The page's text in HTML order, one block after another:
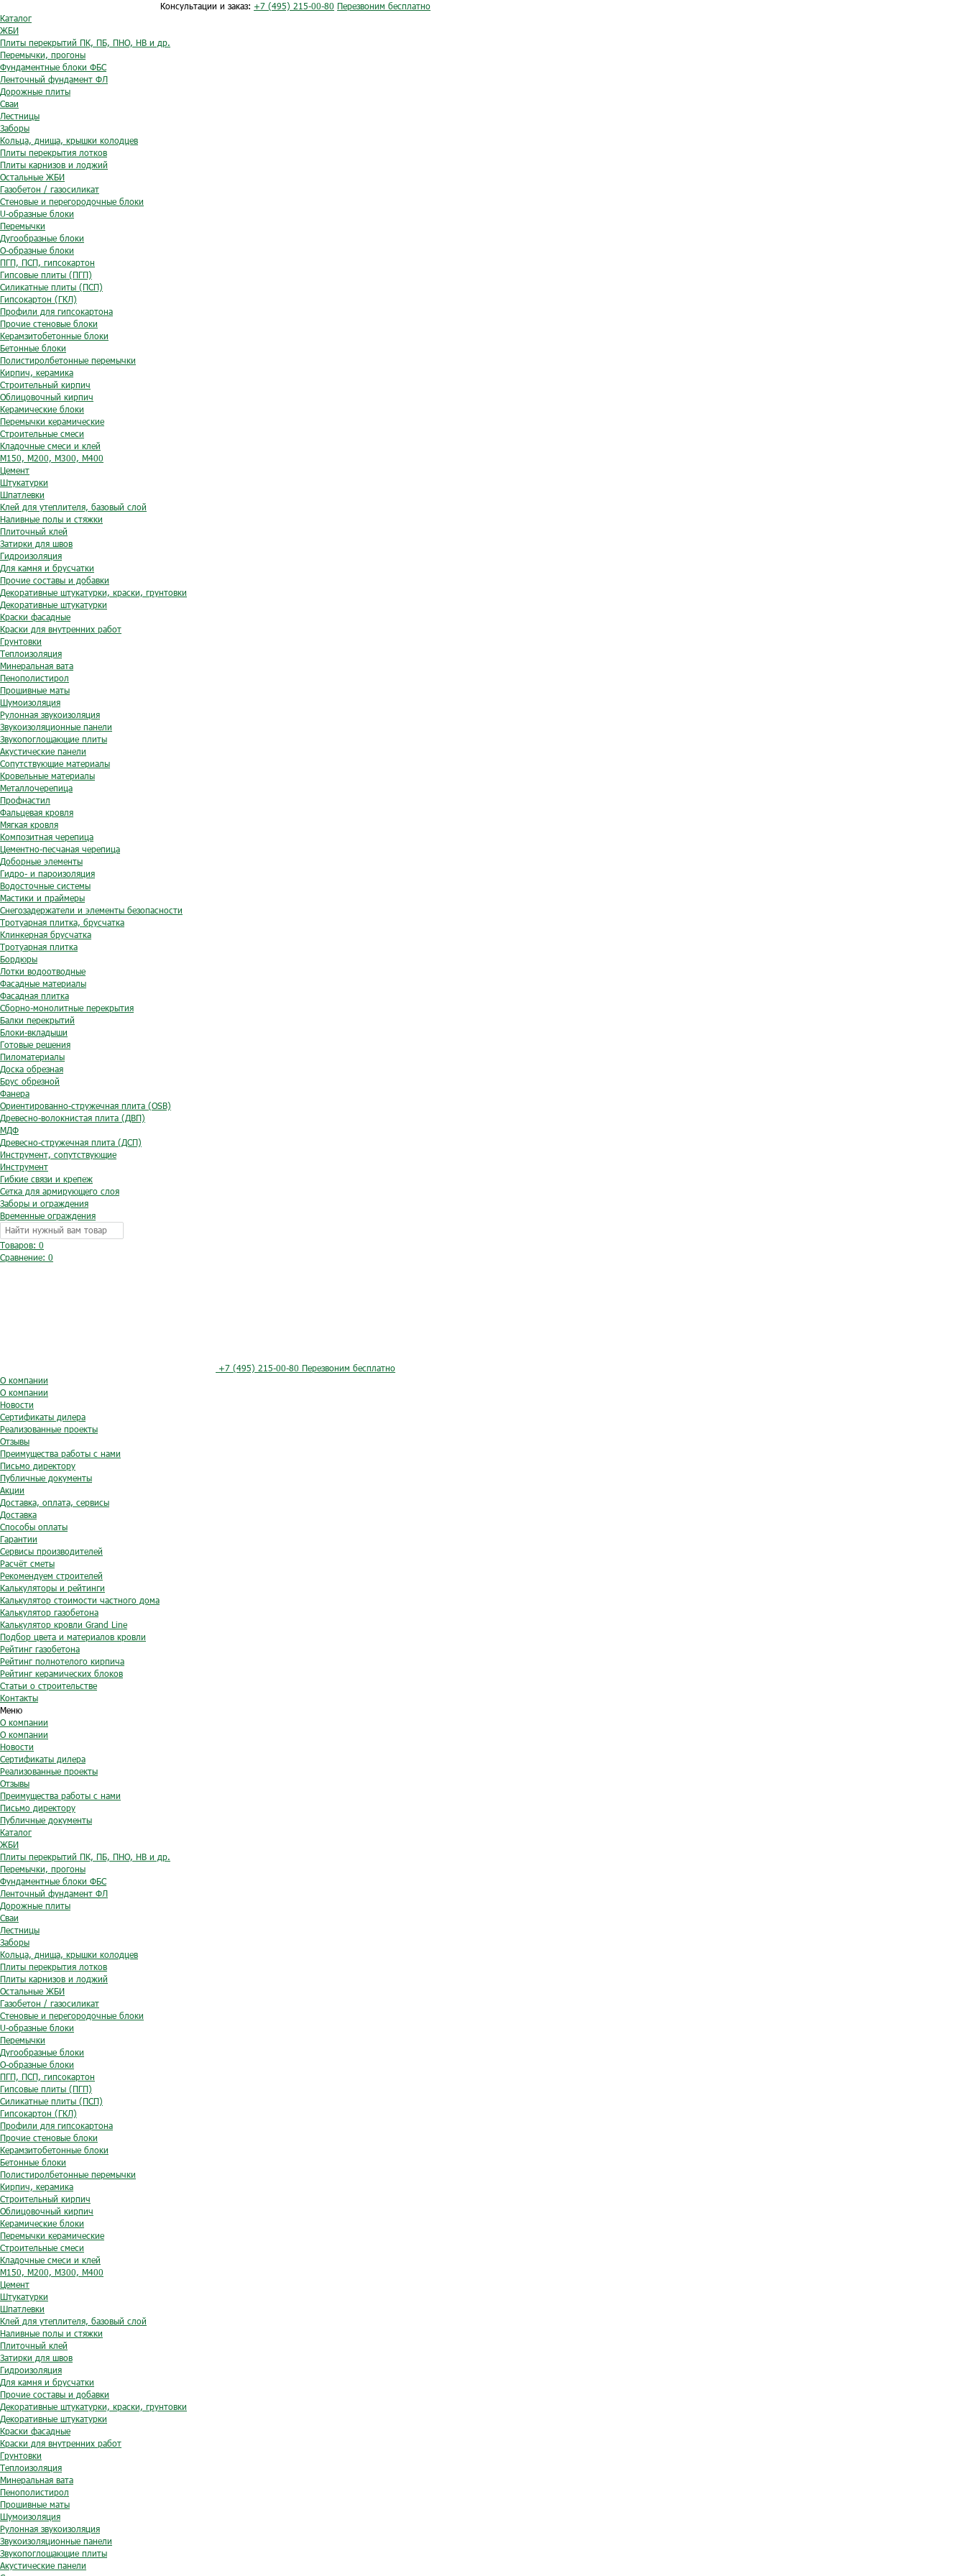
Консультации и заказ: +7 (495) 215-00-80 Перезвоним бесплатно
Каталог
ЖБИ
Плиты перекрытий ПК, ПБ, ПНО, НВ и др.
Перемычки, прогоны
Фундаментные блоки ФБС
Ленточный фундамент ФЛ
Дорожные плиты
Сваи
Лестницы
Заборы
Кольца, днища, крышки колодцев
Плиты перекрытия лотков
Плиты карнизов и лоджий
Остальные ЖБИ
Газобетон / газосиликат
Стеновые и перегородочные блоки
U-образные блоки
Перемычки
Дугообразные блоки
O-образные блоки
ПГП, ПСП, гипсокартон
Гипсовые плиты (ПГП)
Силикатные плиты (ПСП)
Гипсокартон (ГКЛ)
Профили для гипсокартона
Прочие стеновые блоки
Керамзитобетонные блоки
Бетонные блоки
Полистиролбетонные перемычки
Кирпич, керамика
Строительный кирпич
Облицовочный кирпич
Керамические блоки
Перемычки керамические
Строительные смеси
Кладочные смеси и клей
М150, М200, М300, М400
Цемент
Штукатурки
Шпатлевки
Клей для утеплителя, базовый слой
Наливные полы и стяжки
Плиточный клей
Затирки для швов
Гидроизоляция
Для камня и брусчатки
Прочие составы и добавки
Декоративные штукатурки, краски, грунтовки
Декоративные штукатурки
Краски фасадные
Краски для внутренних работ
Грунтовки
Теплоизоляция
Минеральная вата
Пенополистирол
Прошивные маты
Шумоизоляция
Рулонная звукоизоляция
Звукоизоляционные панели
Звукопоглощающие плиты
Акустические панели
Сопутствующие материалы
Кровельные материалы
Металлочерепица
Профнастил
Фальцевая кровля
Мягкая кровля
Композитная черепица
Цементно-песчаная черепица
Доборные элементы
Гидро- и пароизоляция
Водосточные системы
Мастики и праймеры
Снегозадержатели и элементы безопасности
Тротуарная плитка, брусчатка
Клинкерная брусчатка
Тротуарная плитка
Бордюры
Лотки водоотводные
Фасадные материалы
Фасадная плитка
Сборно-монолитные перекрытия
Балки перекрытий
Блоки-вкладыши
Готовые решения
Пиломатериалы
Доска обрезная
Брус обрезной
Фанера
Ориентированно-стружечная плита (OSB)
Древесно-волокнистая плита (ДВП)
МДФ
Древесно-стружечная плита (ДСП)
Инструмент, сопутствующие
Инструмент
Гибкие связи и крепеж
Сетка для армирующего слоя
Заборы и ограждения
Временные ограждения
Товаров: 0
Сравнение: 0
+7 (495) 215-00-80 Перезвоним бесплатно
О компании
О компании
Новости
Сертификаты дилера
Реализованные проекты
Отзывы
Преимущества работы с нами
Письмо директору
Публичные документы
Акции
Доставка, оплата, сервисы
Доставка
Способы оплаты
Гарантии
Сервисы производителей
Расчёт сметы
Рекомендуем строителей
Калькуляторы и рейтинги
Калькулятор стоимости частного дома
Калькулятор газобетона
Калькулятор кровли Grand Line
Подбор цвета и материалов кровли
Рейтинг газобетона
Рейтинг полнотелого кирпича
Рейтинг керамических блоков
Статьи о строительстве
Контакты
Меню
О компании
О компании
Новости
Сертификаты дилера
Реализованные проекты
Отзывы
Преимущества работы с нами
Письмо директору
Публичные документы
Каталог
ЖБИ
Плиты перекрытий ПК, ПБ, ПНО, НВ и др.
Перемычки, прогоны
Фундаментные блоки ФБС
Ленточный фундамент ФЛ
Дорожные плиты
Сваи
Лестницы
Заборы
Кольца, днища, крышки колодцев
Плиты перекрытия лотков
Плиты карнизов и лоджий
Остальные ЖБИ
Газобетон / газосиликат
Стеновые и перегородочные блоки
U-образные блоки
Перемычки
Дугообразные блоки
O-образные блоки
ПГП, ПСП, гипсокартон
Гипсовые плиты (ПГП)
Силикатные плиты (ПСП)
Гипсокартон (ГКЛ)
Профили для гипсокартона
Прочие стеновые блоки
Керамзитобетонные блоки
Бетонные блоки
Полистиролбетонные перемычки
Кирпич, керамика
Строительный кирпич
Облицовочный кирпич
Керамические блоки
Перемычки керамические
Строительные смеси
Кладочные смеси и клей
М150, М200, М300, М400
Цемент
Штукатурки
Шпатлевки
Клей для утеплителя, базовый слой
Наливные полы и стяжки
Плиточный клей
Затирки для швов
Гидроизоляция
Для камня и брусчатки
Прочие составы и добавки
Декоративные штукатурки, краски, грунтовки
Декоративные штукатурки
Краски фасадные
Краски для внутренних работ
Грунтовки
Теплоизоляция
Минеральная вата
Пенополистирол
Прошивные маты
Шумоизоляция
Рулонная звукоизоляция
Звукоизоляционные панели
Звукопоглощающие плиты
Акустические панели